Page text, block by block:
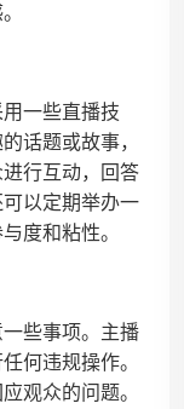
一些直播技
话题或故事，
行互动，回答
以定期举办一
度和粘性。
些事项。主播
何违规操作。
观众的问题。